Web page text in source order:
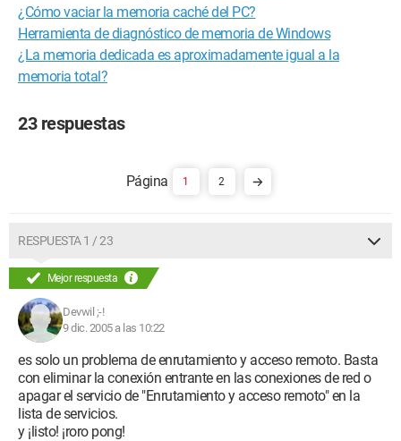
¿Cómo vaciar la memoria caché del PC?
Herramienta de diagnóstico de memoria de Windows
¿La memoria dedicada es aproximadamente igual a la
memoria total?
23 respuestas
1 2
RESPUESTA 1 / 23
Mejor respuesta
Devwil ;-!
9 dic. 2005 a las 10:22
es solo un problema de enrutamiento y acceso remoto. Basta
con eliminar la conexión entrante en las conexiones de red o
apagar el servicio de "Enrutamiento y acceso remoto" en la
lista de servicios.
y ¡listo! ¡roro pong!